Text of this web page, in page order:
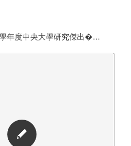
年度中央大學研究傑出�…